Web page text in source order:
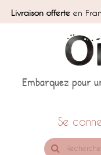
Livraison offerteen
Embarquez pour
Se